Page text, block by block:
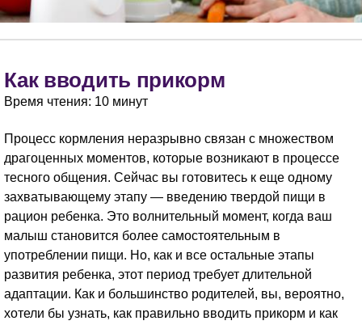
Как вводить прикорм
Время чтения: 10 минут
Процесс кормления неразрывно связан с множеством
драгоценных моментов, которые возникают в процессе
тесного общения. Сейчас вы готовитесь к еще одному
захватывающему этапу — введению твердой пищи в
рацион ребенка. Это волнительный момент, когда ваш
малыш становится более самостоятельным в
употреблении пищи. Но, как и все остальные этапы
развития ребенка, этот период требует длительной
адаптации. Как и большинство родителей, вы, вероятно,
хотели бы узнать, как правильно вводить прикорм и как